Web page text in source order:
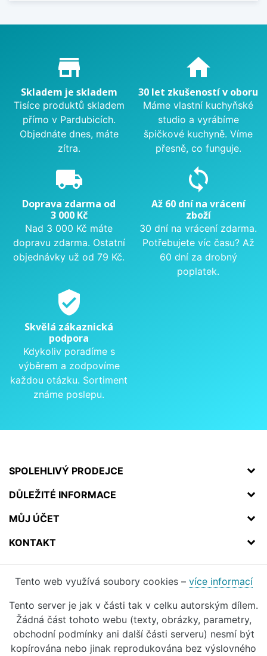
Proč nakupovat u nás?
store_mall_directory
Skladem je skladem
Tisíce produktů skladem
přímo v Pardubicích.
Objednáte dnes, máte
zítra.
home
30 let zkušeností v oboru
Máme vlastní kuchyňské
studio a vyrábíme
špičkové kuchyně. Víme
přesně, co funguje.
local_shipping
Doprava zdarma od
3 000 Kč
Nad 3 000 Kč máte
dopravu zdarma. Ostatní
objednávky už od 79 Kč.
sync
Až 60 dní na vrácení
zboží
30 dní na vrácení zdarma.
Potřebujete víc času? Až
60 dní za drobný
poplatek.
verified_user
Skvělá zákaznická
podpora
Kdykoliv poradíme s
výběrem a zodpovíme
každou otázku. Sortiment
známe poslepu.
SPOLEHLIVÝ PRODEJCE
DŮLEŽITÉ INFORMACE
MŮJ ÚČET
KONTAKT
Tento web využívá soubory cookies – více informací
Tento server je jak v části tak v celku autorským dílem.
Žádná část tohoto webu (texty, obrázky, parametry,
obchodní podmínky ani další části serveru) nesmí být
kopírována nebo jinak reprodukována bez výslovného